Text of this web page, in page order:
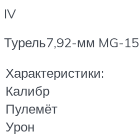
IV
Турель7,92-мм MG-15
Характеристики:
Калибр
Пулемёт
Урон